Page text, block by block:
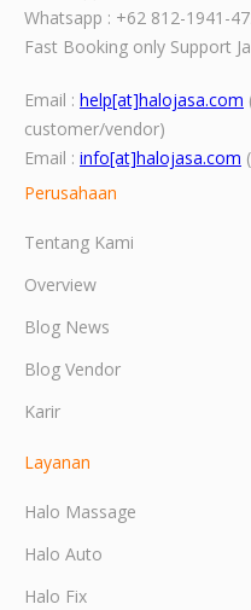
Whatsapp : +62 812-1941-
Fast Booking only Support
Email : help[at]halojasa.com
customer/vendor)
Email : info[at]halojasa.com
Perusahaan
Tentang Kami
Overview
Blog News
Blog Vendor
Karir
Layanan
Halo Massage
Halo Auto
Halo Fix